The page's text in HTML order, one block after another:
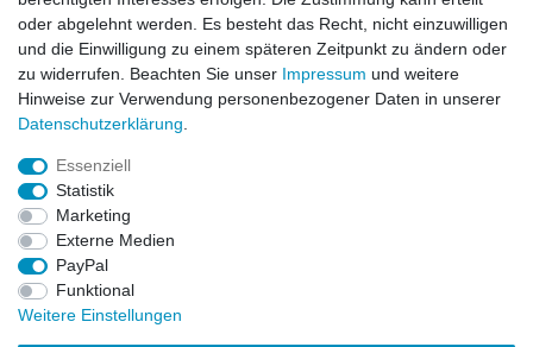
Abonnieren
** Hierbei handelt es sich um ein Pflichtfeld.
oder abgelehnt werden. Es besteht das Recht, nicht einzuwilligen
und die Einwilligung zu einem späteren Zeitpunkt zu ändern oder
zu widerrufen. Beachten Sie unser Impressum und weitere
Hinweise zur Verwendung personenbezogener Daten in unserer
Daten­schutz­erklärung
Essenziell
Statistik
Marketing
Externe Medien
PayPal
Funktional
Weitere Einstellungen